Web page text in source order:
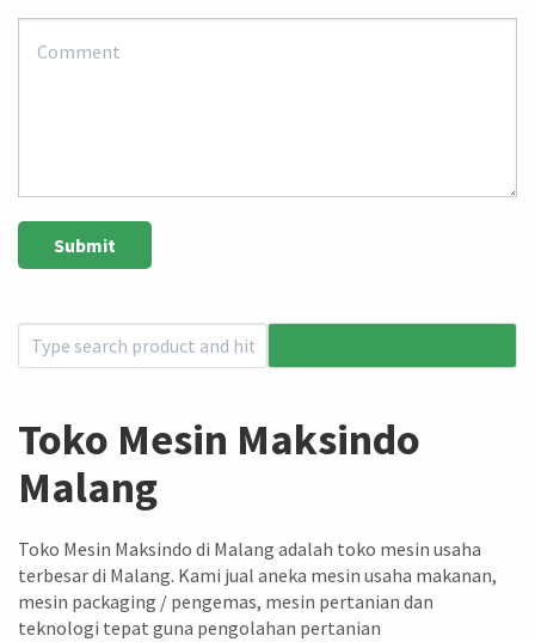
Toko Mesin Maksindo
Malang
Toko Mesin Maksindo di Malang adalah toko mesin usaha
terbesar di Malang. Kami jual aneka mesin usaha makanan,
mesin packaging / pengemas, mesin pertanian dan
teknologi tepat guna pengolahan pertanian